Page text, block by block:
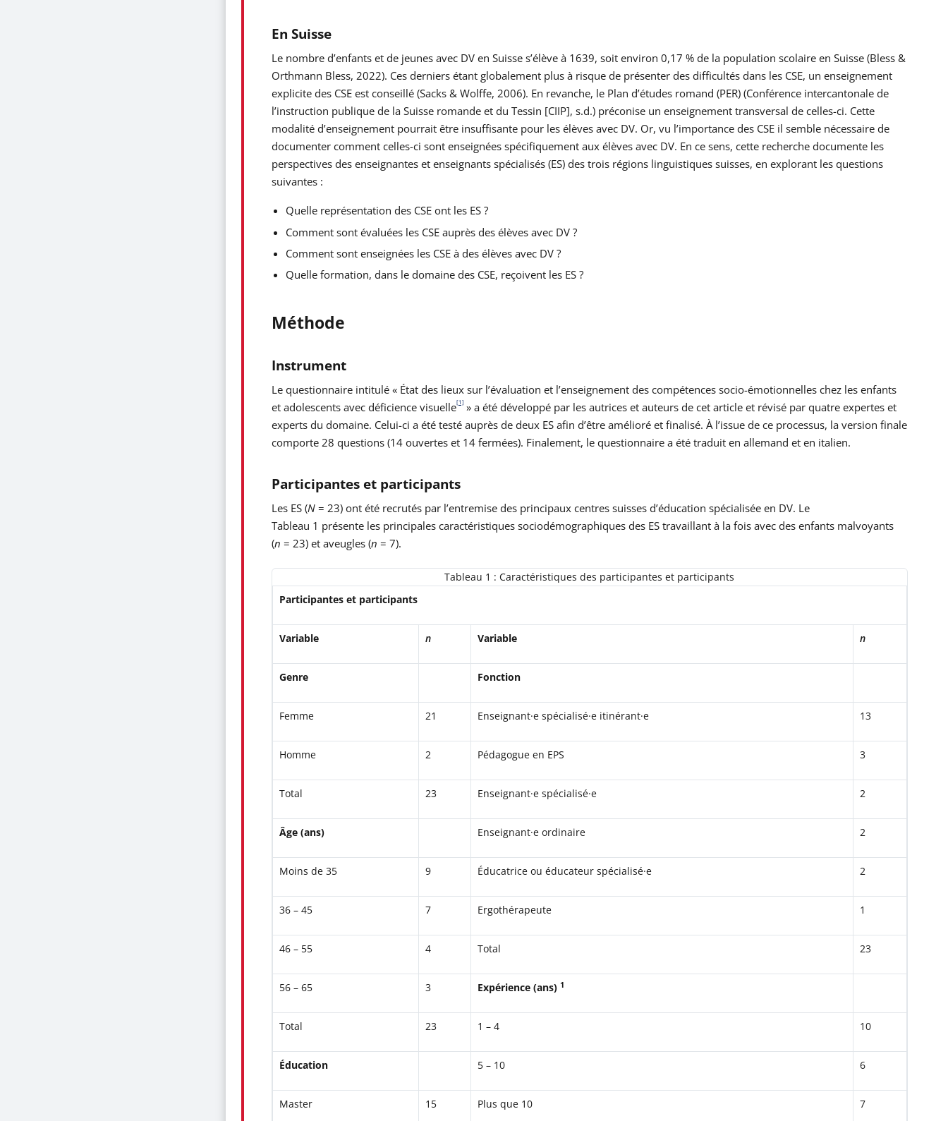
En Suisse
Le nombre d’enfants et de jeunes avec DV en Suisse s’élève à 1639, soit environ 0,17 % de la population scolaire en Suisse (Bless &
Orthmann Bless, 2022). Ces derniers étant globalement plus à risque de présenter des difficultés dans les CSE, un enseignement
explicite des CSE est conseillé (Sacks & Wolffe, 2006). En revanche, le Plan d’études romand (PER) (Conférence intercantonale de
l’instruction publique de la Suisse romande et du Tessin [CIIP], s.d.) préconise un enseignement transversal de celles-ci. Cette
modalité d’enseignement pourrait être insuffisante pour les élèves avec DV. Or, vu l’importance des CSE il semble nécessaire de
documenter comment celles-ci sont enseignées spécifiquement aux élèves avec DV. En ce sens, cette recherche documente les
perspectives des enseignantes et enseignants spécialisés (ES) des trois régions linguistiques suisses, en explorant les questions
suivantes :
Quelle représentation des CSE ont les ES ?
Comment sont évaluées les CSE auprès des élèves avec DV ?
Comment sont enseignées les CSE à des élèves avec DV ?
Quelle formation, dans le domaine des CSE, reçoivent les ES ?
Méthode
Instrument
Le questionnaire intitulé « État des lieux sur l’évaluation et l’enseignement des compétences socio-émotionnelles chez les enfants
et adolescents avec déficience visuelle[1] » a été développé par les autrices et auteurs de cet article et révisé par quatre expertes et
experts du domaine. Celui-ci a été testé auprès de deux ES afin d’être amélioré et finalisé. À l’issue de ce processus, la version finale
comporte 28 questions (14 ouvertes et 14 fermées). Finalement, le questionnaire a été traduit en allemand et en italien.
Participantes et participants
Les ES (N = 23) ont été recrutés par l’entremise des principaux centres suisses d’éducation spécialisée en DV. Le
Tableau 1 présente les principales caractéristiques sociodémographiques des ES travaillant à la fois avec des enfants malvoyants
(n = 23) et aveugles (n = 7).
Tableau 1 : Caractéristiques des participantes et participants
Participantes et participants
Variable n Variable n
Genre Fonction
Femme 21 Enseignant·e spécialisé·e itinérant·e 13
Homme 2 Pédagogue en EPS 3
Total 23 Enseignant·e spécialisé·e 2
Âge (ans) Enseignant·e ordinaire 2
Moins de 35 9 Éducatrice ou éducateur spécialisé·e 2
36 – 45 7 Ergothérapeute 1
46 – 55 4 Total 23
56 – 65 3 Expérience (ans) 1
Total 23 1 – 4 10
Éducation 5 – 10 6
Master 15 Plus que 10 7